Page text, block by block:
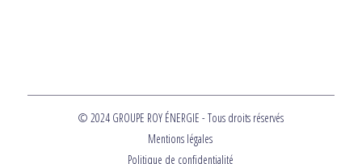
© 2024 GROUPE ROY ÉNERGIE - Tous droits réservés
Mentions légales
Politique de confidentialité